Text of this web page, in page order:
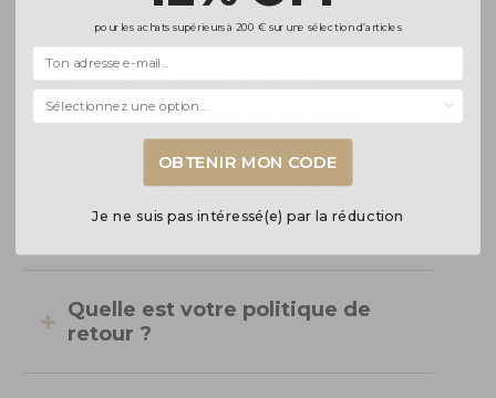
Êtes-vous un Revendeur
Autorisé Officiel de Zeppelin ?
Les envois sont-ils gratuits ?
Incluent-ils un numéro de suivi
Quelle est votre politique de
retour ?
pour les achats supérieurs à 200 € sur une sélection d’articles
OBTENIR MON CODE
Je ne suis pas intéressé(e) par la réduction